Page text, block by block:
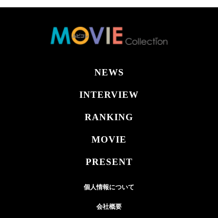
NEWS
INTERVIEW
RANKING
MOVIE
PRESENT
個人情報について
会社概要